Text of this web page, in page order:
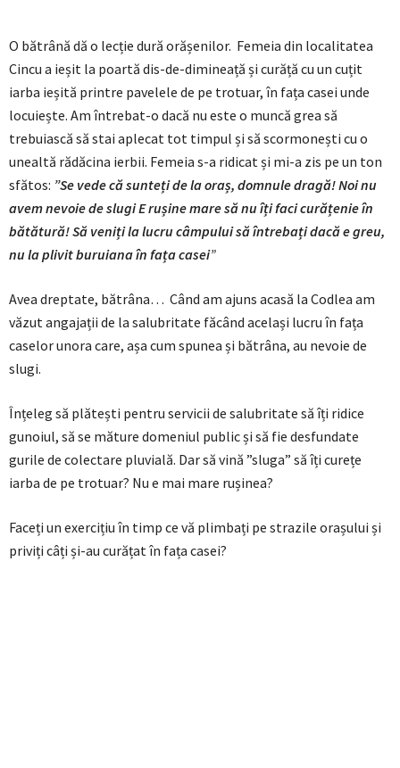
O bătrână dă o lecție dură orășenilor. Femeia din localitatea
Cincu a ieșit la poartă dis-de-dimineață și curăță cu un cuțit
iarba ieșită printre pavelele de pe trotuar, în fața casei unde
locuiește. Am întrebat-o dacă nu este o muncă grea să
trebuiască să stai aplecat tot timpul și să scormonești cu o
unealtă rădăcina ierbii. Femeia s-a ridicat și mi-a zis pe un ton
sfătos: ”Se vede că sunteți de la oraș, domnule dragă! Noi nu
avem nevoie de slugi E rușine mare să nu îți faci curățenie în
bătătură! Să veniți la lucru câmpului să întrebați dacă e greu,
nu la plivit buruiana în fața casei”
Avea dreptate, bătrâna… Când am ajuns acasă la Codlea am
văzut angajații de la salubritate făcând același lucru în fața
caselor unora care, așa cum spunea și bătrâna, au nevoie de
slugi.
Înțeleg să plătești pentru servicii de salubritate să îți ridice
gunoiul, să se măture domeniul public și să fie desfundate
gurile de colectare pluvială. Dar să vină ”sluga” să îți curețe
iarba de pe trotuar? Nu e mai mare rușinea?
Faceți un exercițiu în timp ce vă plimbați pe strazile orașului și
priviți câți și-au curățat în fața casei?